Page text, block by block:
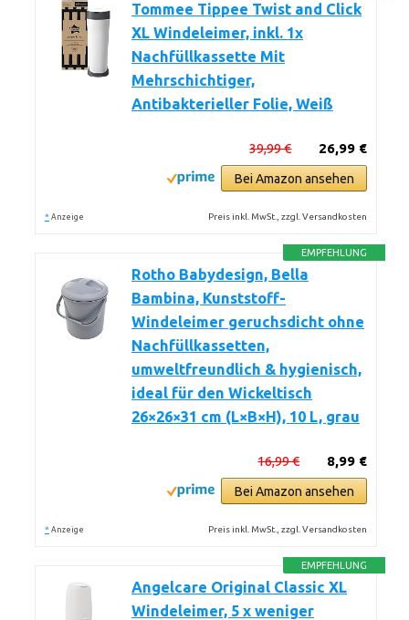
Tommee Tippee Twist and Click
XL Windeleimer, inkl. 1x
Nachfüllkassette Mit
Mehrschichtiger,
Antibakterieller Folie, Weiß
26,99 €
39,99 €
Bei Amazon ansehen
* Anzeige Preis inkl. MwSt., zzgl. Versandkosten
EMPFEHLUNG
Rotho Babydesign, Bella
Bambina, Kunststoff-
Windeleimer geruchsdicht ohne
Nachfüllkassetten,
umweltfreundlich & hygienisch,
ideal für den Wickeltisch
26×26×31 cm (L×B×H), 10 L, grau
8,99 €
16,99 €
Bei Amazon ansehen
* Anzeige Preis inkl. MwSt., zzgl. Versandkosten
EMPFEHLUNG
Angelcare Original Classic XL
Windeleimer, 5 x weniger